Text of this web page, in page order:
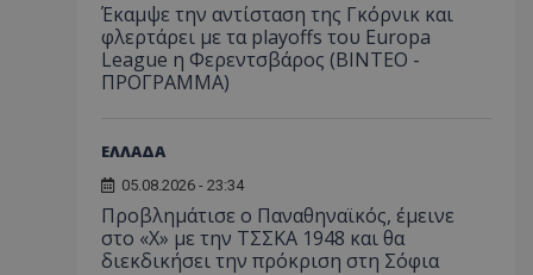
Έκαμψε την αντίσταση της Γκόρνικ και
φλερτάρει με τα playoffs του Europa
League η Φερεντσβάρος (ΒΙΝΤΕΟ -
ΠΡΟΓΡΑΜΜΑ)
ΕΛΛΑΔΑ
05.08.2026 - 23:34
Προβλημάτισε ο Παναθηναϊκός, έμεινε
στο «Χ» με την ΤΣΣΚΑ 1948 και θα
διεκδικήσει την πρόκριση στη Σόφια